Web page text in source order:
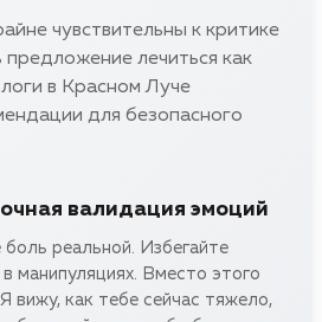
чувствительны к критике
предложение лечиться как
в Красном Луче
для безопасного
валидация эмоций
боль реальной. Избегайте
в манипуляциях. Вместо этого
вижу, как тебе сейчас тяжело,